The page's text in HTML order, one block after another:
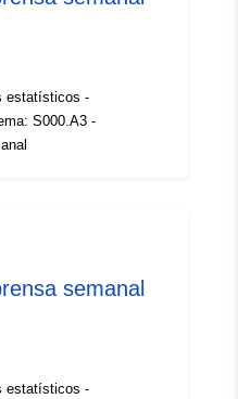
estatísticos -
S000.A3 -
semanal
estatísticos -